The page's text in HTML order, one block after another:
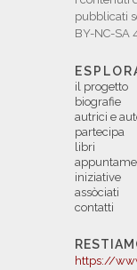
pubblicati
BY-NC-SA
il progetto
biografie
autrici e
partecipa
libri
iniziative
assòciati
contatti
https://